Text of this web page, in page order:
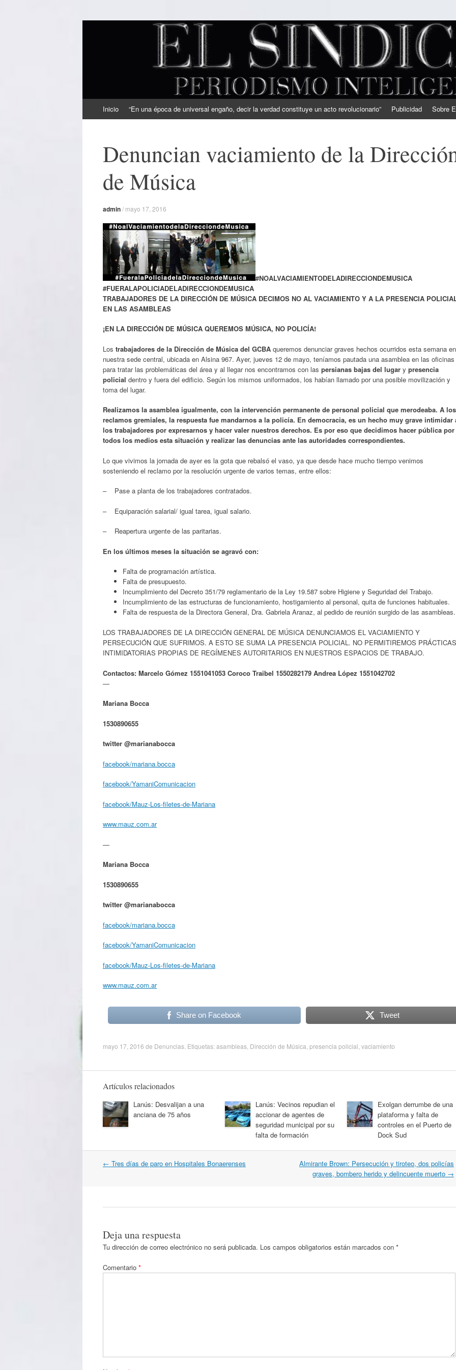
EL SINDICAL
Periodismo Inteligente
al
Inicio “En una época de universal engaño, decir la verdad constituye un acto revolucionario” Publicidad Sobre
Denuncian vaciamiento de la
de Música
admin/ mayo 17, 2016
#NOALVACIAMIENTODELADIRECCIONDEMUSICA
#FUERALAPOLICIADELADIRECCIONDEMUSICA
TRABAJADORES DE LA DIRECCIÓN DE MÚSICA DECIMOS NO AL VACIAMIENTO Y A LA PRESENCIA
EN LAS ASAMBLEAS
¡EN LA DIRECCIÓN DE MÚSICA QUEREMOS MÚSICA, NO POLICÍA!
Los trabajadores de la Dirección de Música del GCBA queremos denunciar graves hechos ocurridos esta semana en
nuestra sede central, ubicada en Alsina 967. Ayer, jueves 12 de mayo, teníamos pautada una asamblea en las oficinas
para tratar las problemáticas del área y al llegar nos encontramos con las persianas bajas del lugar y presencia
policial dentro y fuera del edificio. Según los mismos uniformados, los habían llamado por una posible movilización y
toma del lugar.
Realizamos la asamblea igualmente, con la intervención permanente de personal policial que merodeaba. A los
reclamos gremiales, la respuesta fue mandarnos a la policía. En democracia, es un hecho muy grave intimidar
los trabajadores por expresarnos y hacer valer nuestros derechos. Es por eso que decidimos hacer pública por
todos los medios esta situación y realizar las denuncias ante las autoridades correspondientes.
Lo que vivimos la jornada de ayer es la gota que rebalsó el vaso, ya que desde hace mucho tiempo venimos
sosteniendo el reclamo por la resolución urgente de varios temas, entre ellos:
– Pase a planta de los trabajadores contratados.
– Equiparación salarial/ igual tarea, igual salario.
– Reapertura urgente de las paritarias.
En los últimos meses la situación se agravó con:
Falta de programación artística.
Falta de presupuesto.
Incumplimiento del Decreto 351/79 reglamentario de la Ley 19.587 sobre Higiene y Seguridad del Trabajo.
Incumplimiento de las estructuras de funcionamiento, hostigamiento al personal, quita de funciones habituales.
Falta de respuesta de la Directora General, Dra. Gabriela Aranaz, al pedido de reunión surgido de las asambleas.
LOS TRABAJADORES DE LA DIRECCIÓN GENERAL DE MÚSICA DENUNCIAMOS EL VACIAMIENTO Y
PERSECUCIÓN QUE SUFRIMOS. A ESTO SE SUMA LA PRESENCIA POLICIAL. NO PERMITIREMOS PRÁCTICAS
INTIMIDATORIAS PROPIAS DE REGÍMENES AUTORITARIOS EN NUESTROS ESPACIOS DE TRABAJO.
Contactos: Marcelo Gómez 1551041053 Coroco Traibel 1550282179 Andrea López 1551042702
—
Mariana Bocca
1530890655
twitter @marianabocca
facebook/mariana.bocca
facebook/YamaniComunicacion
facebook/Mauz-Los-filetes-de-Mariana
www.mauz.com.ar
—
Mariana Bocca
1530890655
twitter @marianabocca
facebook/mariana.bocca
facebook/YamaniComunicacion
facebook/Mauz-Los-filetes-de-Mariana
www.mauz.com.ar
Share on Facebook Tweet
mayo 17, 2016 de Denuncias . Etiquetas:asambleas Dirección de Música presencia policial vaciamiento
Artículos relacionados
Lanús: Desvalijan a una
anciana de 75 años
Lanús: Vecinos repudian el
accionar de agentes de
seguridad municipal por su
falta de formación
Exolgan derrumbe de una
plataforma y falta de
controles en el Puerto de
Dock Sud
Navegación
← Tres días de paro en Hospitales Bonaerenses
Almirante Brown: Persecución y tiroteo, dos policías
graves, bombero herido y delincuente muerto →
Deja una respuesta
Tu dirección de correo electrónico no será publicada. Los campos obligatorios están marcados con *
Comentario *